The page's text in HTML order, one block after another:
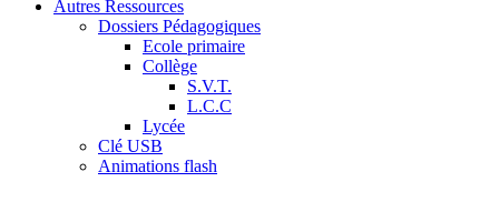
Autres Ressources
Dossiers Pédagogiques
Ecole primaire
Collège
S.V.T.
L.C.C
Lycée
Clé USB
Animations flash